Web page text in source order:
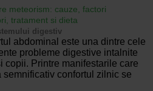
meteorism: cauze, factori
tratament si dieta
digestiv
abdominal este una dintre cele
probleme digestive intalnite
copii. Printre manifestarile care
semnificativ confortul zilnic se